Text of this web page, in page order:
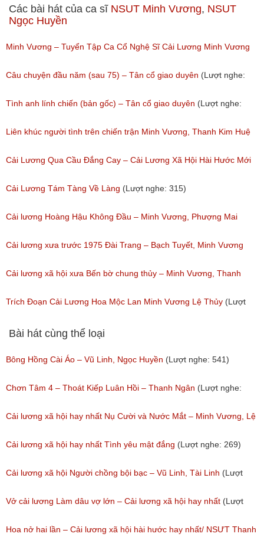
Các bài hát của ca sĩ NSUT Minh Vương, NSUT
Ngọc Huyền
Minh Vương – Tuyển Tập Ca Cổ Nghệ Sĩ Cải Lương Minh Vương
(Lượt nghe: 481)
Câu chuyện đầu năm (sau 75) – Tân cổ giao duyên (Lượt nghe:
557)
Tình anh lính chiến (bản gốc) – Tân cổ giao duyên (Lượt nghe:
786)
Liên khúc người tình trên chiến trận Minh Vương, Thanh Kim Huệ
phần 2
(Lượt nghe: 317)
Cải Lương Qua Cầu Đắng Cay – Cải Lương Xã Hội Hài Hước Mới
Hay
(Lượt nghe: 399)
Cải Lương Tám Tàng Về Làng (Lượt nghe: 315)
Cải lương Hoàng Hậu Không Đầu – Minh Vương, Phượng Mai
(Lượt nghe: 449)
Cải lương xưa trước 1975 Đài Trang – Bạch Tuyết, Minh Vương
(Lượt nghe: 156)
Cải lương xã hội xưa Bến bờ chung thủy – Minh Vương, Thanh
Tuấn
(Lượt nghe: 92)
Trích Đoạn Cải Lương Hoa Mộc Lan Minh Vương Lệ Thủy (Lượt
nghe: 375)
Bài hát cùng thể loại
Bông Hồng Cài Áo – Vũ Linh, Ngọc Huyền (Lượt nghe: 541)
Chơn Tâm 4 – Thoát Kiếp Luân Hồi – Thanh Ngân (Lượt nghe:
267)
Cải lương xã hội hay nhất Nụ Cười và Nước Mắt – Minh Vương, Lệ
Thủy
(Lượt nghe: 776)
Cải lương xã hội hay nhất Tình yêu mật đắng (Lượt nghe: 269)
Cải lương xã hội Người chồng bội bạc – Vũ Linh, Tài Linh (Lượt
nghe: 475)
Vở cải lương Làm dâu vợ lớn – Cải lương xã hội hay nhất (Lượt
nghe: 383)
Hoa nở hai lần – Cải lương xã hội hài hước hay nhất/ NSƯT Thanh